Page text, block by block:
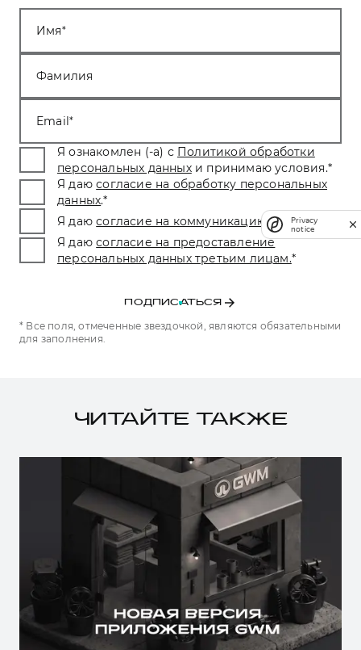
Имя
Фамилия
Email
Я ознакомлен (-а) с Политикой обработки
персональных данных и принимаю условия.*
Я даю согласие на обработку персональных
данных.*
Я даю согласие на коммуникацию.*
Я даю согласие на предоставление
персональных данных третьим лицам.*
ПОДПИСАТЬСЯ
* Все поля, отмеченные звездочкой, являются обязательными
для заполнения.
ЧИТАЙТЕ ТАКЖЕ
Privacy
notice